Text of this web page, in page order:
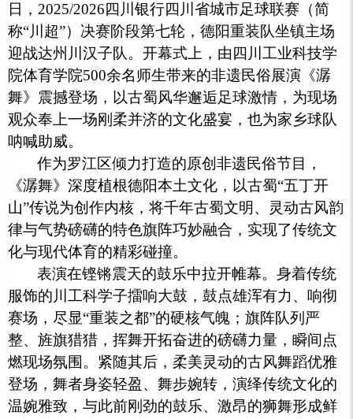
日，2025/2026四川银行四川省城市足球联赛（简
称“川超”）决赛阶段第七轮，德阳重装队坐镇主场
迎战达州川汉子队。开幕式上，由四川工业科技学
院体育学院500余名师生带来的非遗民俗展演《潺
舞》震撼登场，以古蜀风华邂逅足球激情，为现场
观众奉上一场刚柔并济的文化盛宴，也为家乡球队
呐喊助威。
作为罗江区倾力打造的原创非遗民俗节目，
《潺舞》深度植根德阳本土文化，以古蜀“五丁开
山”传说为创作内核，将千年古蜀文明、灵动古风韵
律与气势磅礴的特色旗阵巧妙融合，实现了传统文
化与现代体育的精彩碰撞。
表演在铿锵震天的鼓乐中拉开帷幕。身着传统
服饰的川工科学子擂响大鼓，鼓点雄浑有力、响彻
赛场，尽显“重装之都”的硬核气魄；旗阵队列严
整、旌旗猎猎，挥舞开拓奋进的磅礴力量，瞬间点
燃现场氛围。紧随其后，柔美灵动的古风舞蹈优雅
登场，舞者身姿轻盈、舞步婉转，演绎传统文化的
温婉雅致，与此前刚劲的鼓乐、激昂的狮舞形成鲜